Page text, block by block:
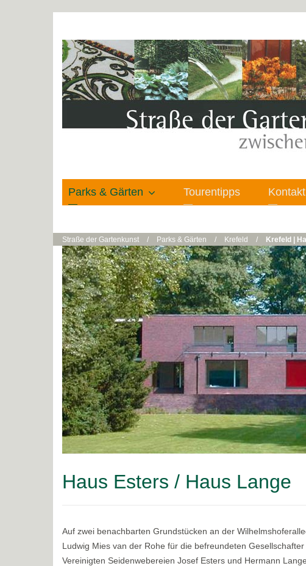
Parks & Gärten Tourentipps
Straße der Gartenkunst / Parks & Gärten / Krefeld / Krefeld |
Haus Esters / Haus Lange
Auf zwei benachbarten Grundstücken an der
Ludwig Mies van der Rohe für die befreundeten
Vereinigten Seidenwebereien Josef Esters und Hermann